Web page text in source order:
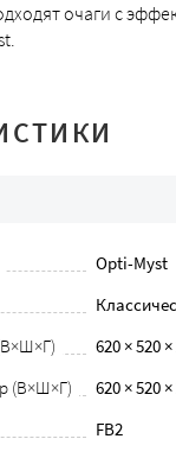
очаги с
Opti-Myst
620 × 520
(В×Ш×Г)
620 × 520
FB2